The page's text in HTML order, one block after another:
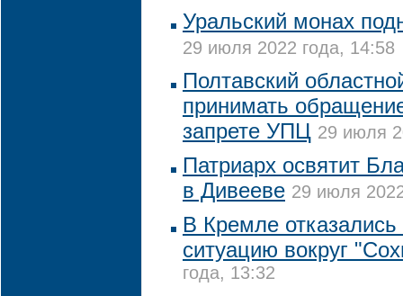
Уральский монах
29 июля 2022 года, 14:58
Полтавский
принимать
запрете УПЦ 29 июля
Патриарх освятит
в Дивееве 29 июля
В Кремле
ситуацию вокруг
года, 13:32